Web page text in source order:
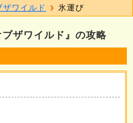
ブザワイルド』の攻略
ワイルド 氷運び